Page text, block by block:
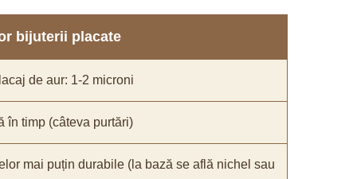
bijuterii placate
de aur: 1-2 microni
în timp (câteva purtări)
mai puțin durabile (la bază se află nichel sau